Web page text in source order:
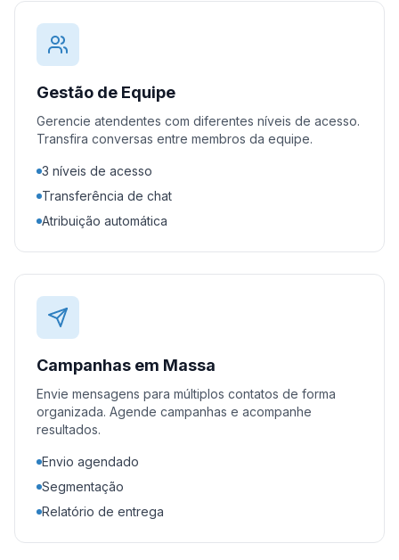
Gestão de Equipe
Gerencie atendentes com diferentes níveis de acesso.
Transfira conversas entre membros da equipe.
3 níveis de acesso
Transferência de chat
Atribuição automática
Campanhas em Massa
Envie mensagens para múltiplos contatos de forma
organizada. Agende campanhas e acompanhe
resultados.
Envio agendado
Segmentação
Relatório de entrega